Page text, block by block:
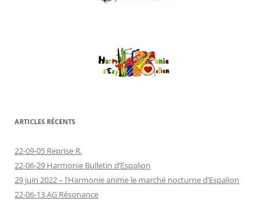
ARTICLES RÉCENTS
22-09-05 Reprise R.
22-06-29 Harmonie Bulletin d’Espalion
29 juin 2022 – l’Harmonie anime le marché nocturne d’Espalion
22-06-13 AG Résonance